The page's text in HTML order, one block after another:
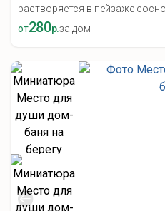
растворяется в пейзаже
от280р.за дом